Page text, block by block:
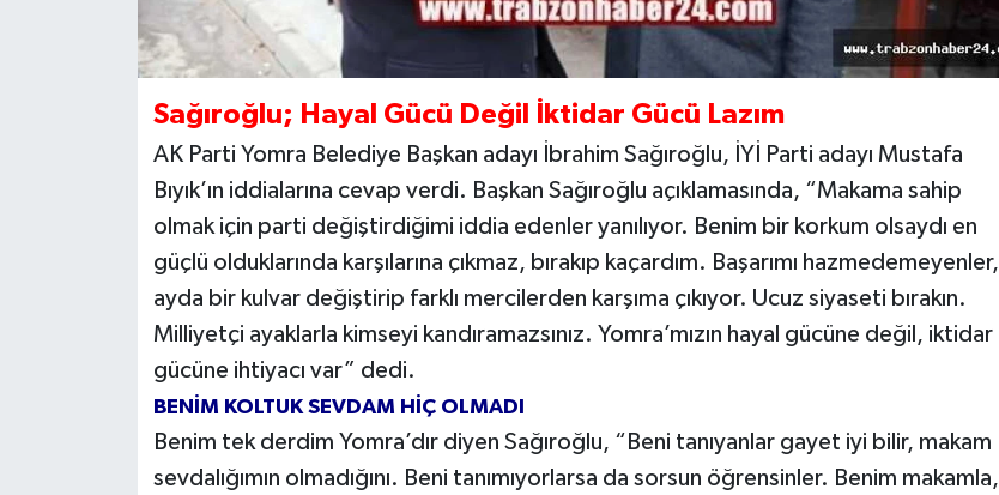
Sağıroğlu; Hayal Gücü Değil İktidar Gücü Lazım
AK Parti Yomra Belediye Başkan adayı İbrahim Sağıroğlu, İYİ Parti adayı Mustafa
Bıyık’ın iddialarına cevap verdi. Başkan Sağıroğlu açıklamasında, “Makama sahip
olmak için parti değiştirdiğimi iddia edenler yanılıyor. Benim bir korkum olsaydı en
güçlü olduklarında karşılarına çıkmaz, bırakıp kaçardım. Başarımı hazmedemeyenler,
ayda bir kulvar değiştirip farklı mercilerden karşıma çıkıyor. Ucuz siyaseti bırakın.
Milliyetçi ayaklarla kimseyi kandıramazsınız. Yomra’mızın hayal gücüne değil, iktidar
gücüne ihtiyacı var” dedi.
BENİM KOLTUK SEVDAM HİÇ OLMADI
Benim tek derdim Yomra’dır diyen Sağıroğlu, “Beni tanıyanlar gayet iyi bilir, makam
sevdalığımın olmadığını. Beni tanımıyorlarsa da sorsun öğrensinler. Benim makamla,